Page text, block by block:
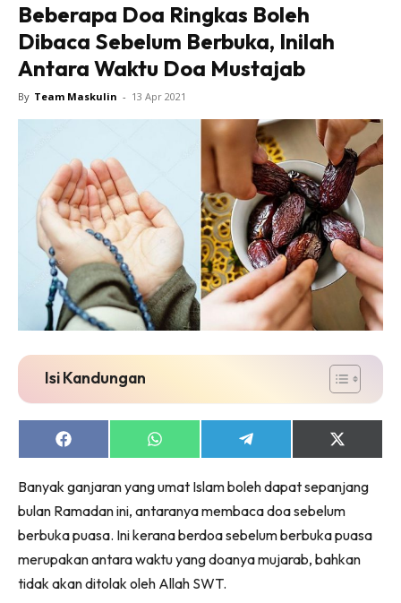
Beberapa Doa Ringkas Boleh
Dibaca Sebelum Berbuka, Inilah
Antara Waktu Doa Mustajab
By Team Maskulin - 13 Apr 2021
Isi Kandungan
Share
on
Share
on
Share
on
Share
on
(Twitter)
Banyak ganjaran yang umat Islam boleh dapat sepanjang
bulan Ramadan ini, antaranya membaca doa sebelum
berbuka puasa. Ini kerana berdoa sebelum berbuka puasa
merupakan antara waktu yang doanya mujarab, bahkan
tidak akan ditolak oleh Allah SWT.